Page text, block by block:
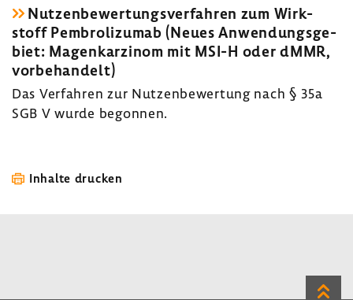
Nutzen­be­wer­tungs­ver­fahren zum Wirk­
stoff Pembro­li­zumab (Neues Anwen­dungs­ge­
biet: Magen­kar­zinom mit MSI-H oder dMMR,
vorbe­han­delt)
Das Verfahren zur Nutzen­be­wer­tung nach § 35a
SGB V wurde begonnen.
Inhalte drucken
Zum